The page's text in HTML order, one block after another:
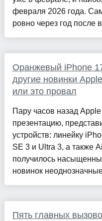
февраля 2026 года.
ровно через год после
Оранжевый iPhone
другие новинки
или это провал
Пару часов назад
презентацию,
устройств: линейку
SE 3 и Ultra 3, а также
получилось
новинок
Пять главных